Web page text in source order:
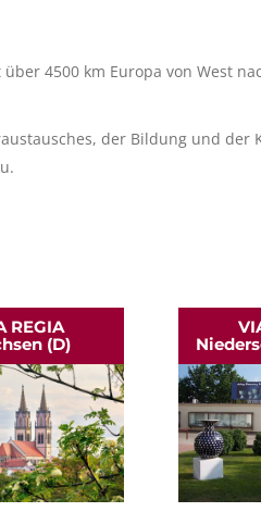
4500 km Europa von West
der Bildung und der
REGIA
(D)